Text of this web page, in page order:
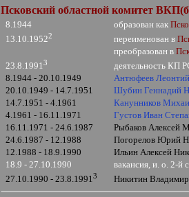
Псковский областной комитет
8.1944 образован как
13.10.19522 переименован в
преобразован в
23.8.19913
деятельность КП
8.1944 - 20.10.1949
Антюфеев
20.10.1949 - 14.7.1951
Шубин Геннадий
14.7.1951 - 4.1961
Канунников
4.1961 - 16.11.1971
Густов Иван
16.11.1971 - 24.6.1987
Рыбаков Алексей
24.6.1987 - 12.1988
Погорелов Юрий
12.1988 - 18.9.1990
Ильин Алексей
18.9 - 27.10.1990
вакансия, и. о. 2-й
27.10.1990 - 23.8.19913 Никитин